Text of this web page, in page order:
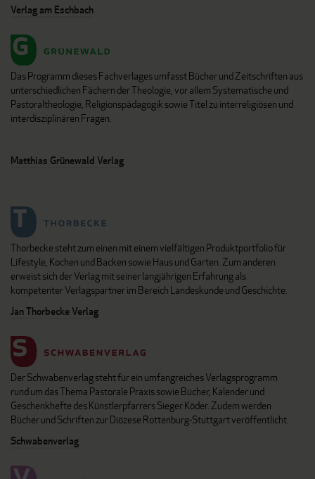
Verlag am Eschbach
Das Programm dieses Fachverlages umfasst Bücher und Zeitschriften aus
unterschiedlichen Fächern der Theologie, vor allem Systematische und
Pastoraltheologie, Religionspädagogik sowie Titel zu interreligiösen und
interdisziplinären Fragen.
Matthias Grünewald Verlag
Thorbecke steht zum einen mit einem vielfältigen Produktportfolio für
Lifestyle, Kochen und Backen sowie Haus und Garten. Zum anderen
erweist sich der Verlag mit seiner langjährigen Erfahrung als
kompetenter Verlagspartner im Bereich Landeskunde und Geschichte.
Jan Thorbecke Verlag
Der Schwabenverlag steht für ein umfangreiches Verlagsprogramm
rund um das Thema Pastorale Praxis sowie Bücher, Kalender und
Geschenkhefte des Künstlerpfarrers Sieger Köder. Zudem werden
Bücher und Schriften zur Diözese Rottenburg-Stuttgart veröffentlicht.
Schwabenverlag